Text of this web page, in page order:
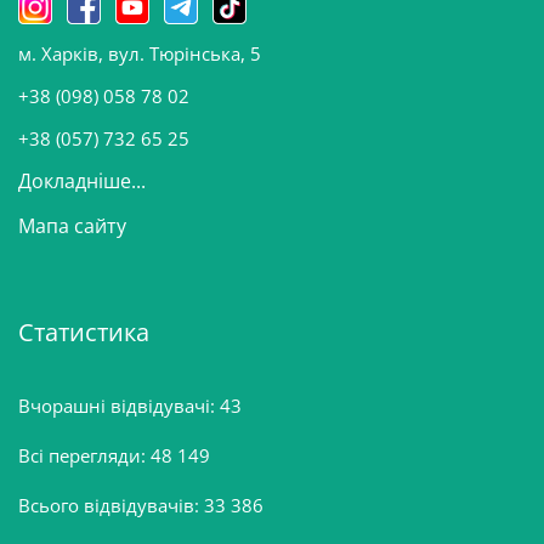
о
в
и
м. Харків, вул. Тюрінська, 5
+38 (098) 058 78 02
+38 (057) 732 65 25
Докладніше...
Мапа сайту
Статистика
Вчорашні відвідувачі: 43
Всі перегляди: 48 149
Всього відвідувачів: 33 386